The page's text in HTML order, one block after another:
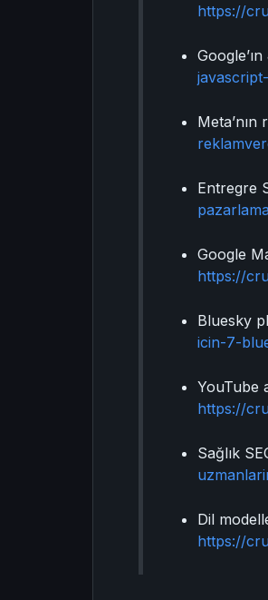
https://
Entregre
Google
https://
Bluesky
icin-7-
YouTube
https://
Sağlık
Dil
https://